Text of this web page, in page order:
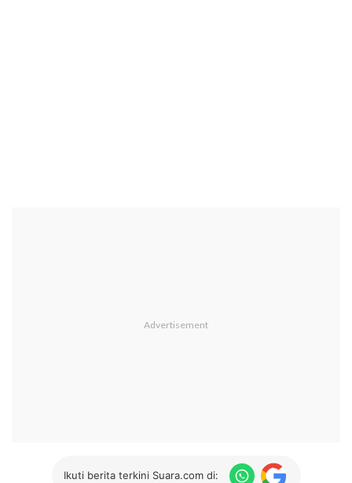
Ikuti berita terkini Suara.com di: